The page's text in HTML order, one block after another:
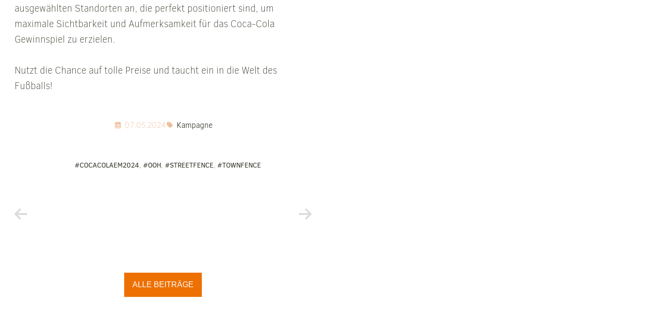
ausgewählten Standorten an, die perfekt positioniert sind, um
maximale Sichtbarkeit und Aufmerksamkeit für das Coca-Cola
Gewinnspiel zu erzielen.
Nutzt die Chance auf tolle Preise und taucht ein in die Welt des
Fußballs!
07.05.2024 Kampagne
#COCACOLAEM2024, #OOH, #STREETFENCE, #TOWNFENCE
ALLE BEITRÄGE